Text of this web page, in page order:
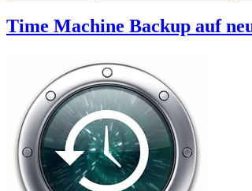
Time Machine Backup auf